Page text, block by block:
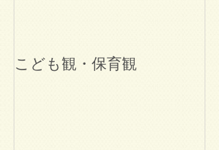
こども観・保育観